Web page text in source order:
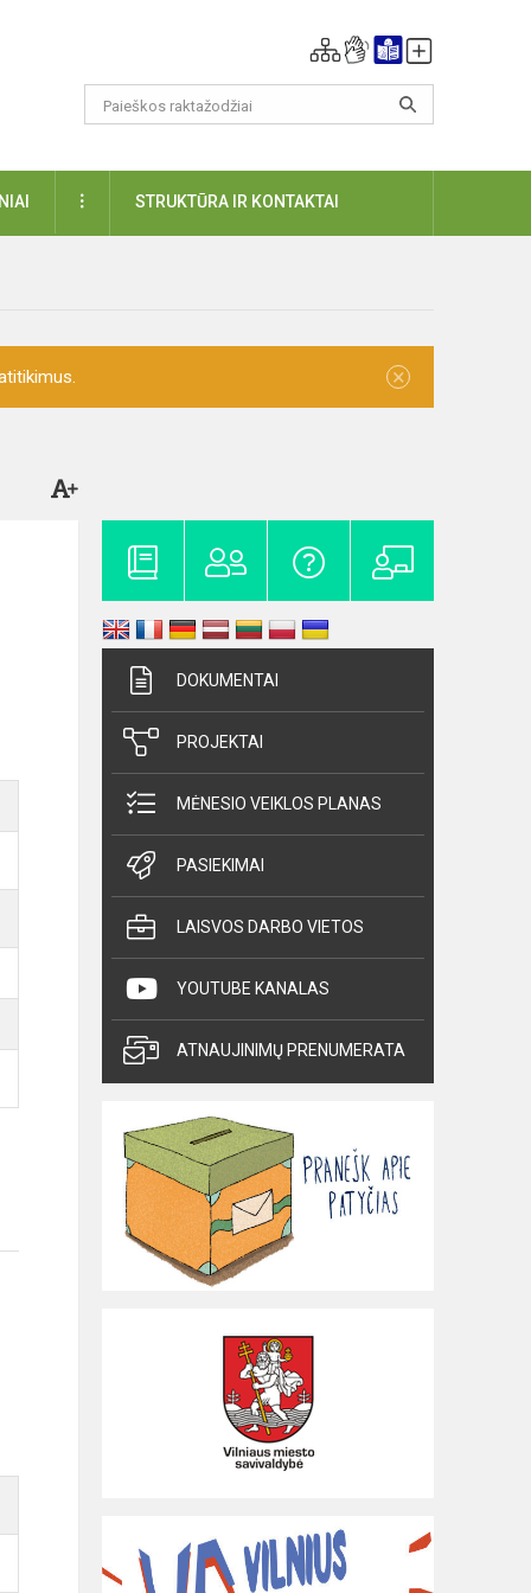
DAUGIAUSTRUKTŪRA IR KONTAKTAI
×
DOKUMENTAI
PROJEKTAI
MĖNESIO VEIKLOS PLANAS
PASIEKIMAI
LAISVOS DARBO VIETOS
YOUTUBE KANALAS
ATNAUJINIMŲ PRENUMERATA